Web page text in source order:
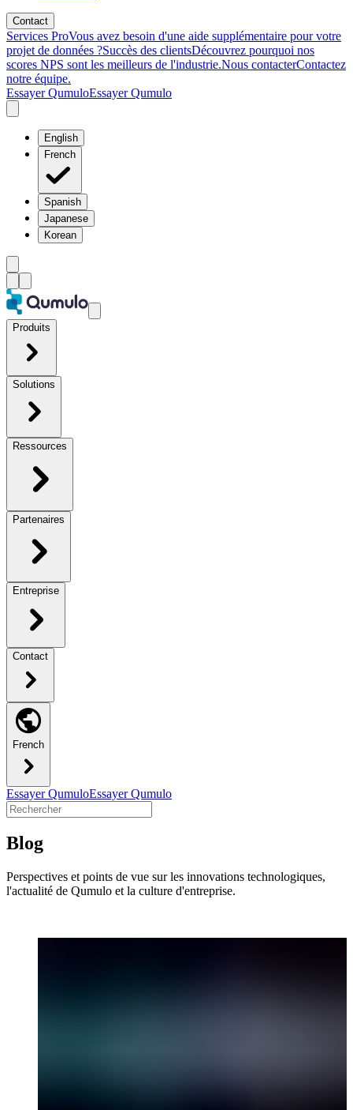
Contact
Services ProVous avez besoin d'une aide supplémentaire pour votre
projet de données ?Succès des clientsDécouvrez pourquoi nos
scores NPS sont les meilleurs de l'industrie.Nous contacterContactez
notre équipe.
Essayer QumuloEssayer Qumulo
English
French
Spanish
Japanese
Korean
Produits
Solutions
Ressources
Partenaires
Entreprise
Contact
French
Essayer QumuloEssayer Qumulo
Blog
Perspectives et points de vue sur les innovations technologiques,
l'actualité de Qumulo et la culture d'entreprise.